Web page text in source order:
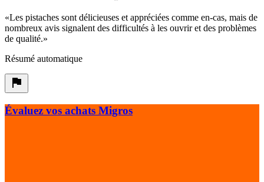
«Les pistaches sont délicieuses et appréciées comme en-cas, mais de
nombreux avis signalent des difficultés à les ouvrir et des problèmes
de qualité.»
Résumé automatique
Évaluez vos achats Migros